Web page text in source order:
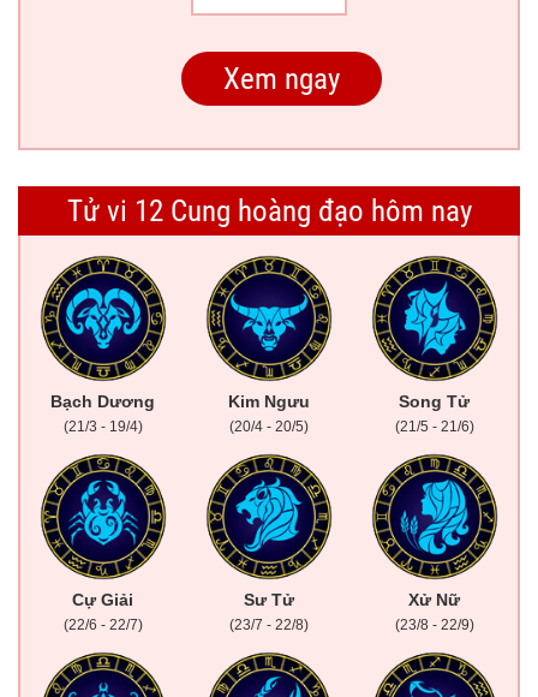
Tử vi 12 Cung hoàng đạo hôm nay
Bạch Dương
(21/3 - 19/4)
Kim Ngưu
(20/4 - 20/5)
Song Tử
(21/5 - 21/6)
Cự Giải
(22/6 - 22/7)
Sư Tử
(23/7 - 22/8)
Xử Nữ
(23/8 - 22/9)